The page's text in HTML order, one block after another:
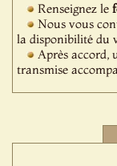
Renseignez le
Nous vous
la disponibilité du
Après accord,
transmise